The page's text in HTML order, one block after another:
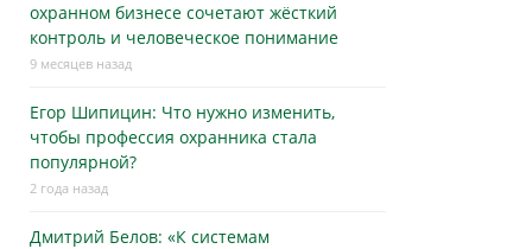
охранном бизнесe сочетают жёсткий
контроль и человеческое понимание
9 месяцев назад
Егор Шипицин: Что нужно изменить,
чтобы профессия охранника стала
популярной?
2 года назад
Дмитрий Белов: «К системам